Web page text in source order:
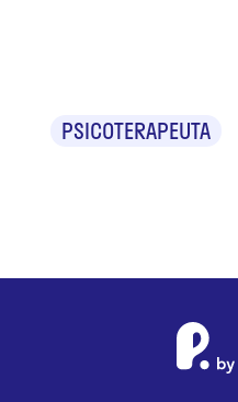
PSICOTERAPEUTA